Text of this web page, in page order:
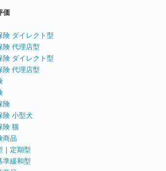
価
険 ダイレクト型
険 代理店型
険 ダイレクト型
険 代理店型
険
険 小型犬
険 猫
商品
｜ 定期型
準緩和型